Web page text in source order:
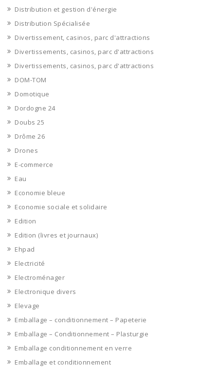
Distribution et gestion d'énergie
Distribution Spécialisée
Divertissement, casinos, parc d'attractions
Divertissements, casinos, parc d'attractions
Divertissements, casinos, parc d'attractions
DOM-TOM
Domotique
Dordogne 24
Doubs 25
Drôme 26
Drones
E-commerce
Eau
Economie bleue
Economie sociale et solidaire
Edition
Edition (livres et journaux)
Ehpad
Electricité
Electroménager
Electronique divers
Elevage
Emballage – conditionnement – Papeterie
Emballage – Conditionnement – Plasturgie
Emballage conditionnement en verre
Emballage et conditionnement